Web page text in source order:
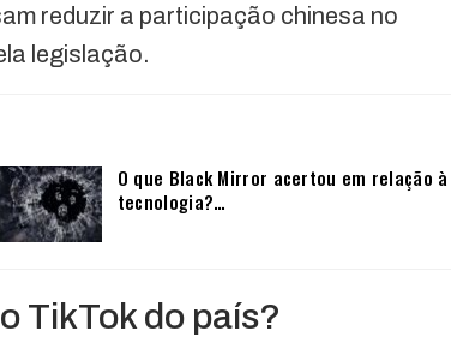
reduzir a participação chinesa no
legislação.
O que Black Mirror acertou em relação à
tecnologia?…
TikTok do país?